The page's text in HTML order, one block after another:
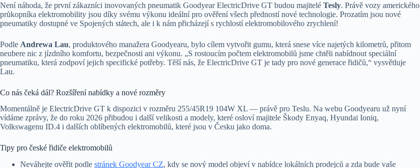
Není náhoda, že první zákazníci inovovaných pneumatik Goodyear ElectricDrive GT budou majitelé Tesly. Právě vozy amerického
průkopníka elektromobility jsou díky svému výkonu ideální pro ověření všech předností nové technologie. Prozatím jsou nové
pneumatiky dostupné ve Spojených státech, ale i k nám přicházejí s rychlostí elektromobilového zrychlení!
Podle Andrewa Lau, produktového manažera Goodyearu, bylo cílem vytvořit gumu, která snese více najetých kilometrů, přitom
neubere nic z jízdního komfortu, bezpečnosti ani výkonu. „S rostoucím počtem elektromobilů jsme chtěli nabídnout speciální
pneumatiku, která zodpoví jejich specifické potřeby. Těší nás, že ElectricDrive GT je tady pro nové generace řidičů,“ vysvětluje
Lau.
Co nás čeká dál? Rozšíření nabídky a nové rozměry
Momentálně je ElectricDrive GT k dispozici v rozměru 255/45R19 104W XL — právě pro Teslu. Na webu Goodyearu už nyní
vídáme zprávy, že do roku 2026 přibudou i další velikosti a modely, které osloví majitele Škody Enyaq, Hyundai Ioniq,
Volkswagenu ID.4 i dalších oblíbených elektromobilů, které jsou v Česku jako doma.
Tipy pro české řidiče elektromobilů
Neváhejte ověřit podle stránek Goodyear CZ, kdy se nový model objeví v nabídce lokálních prodejců a zda bude vaše